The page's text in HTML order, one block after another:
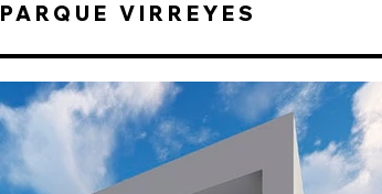
PARQUE VIRREYES